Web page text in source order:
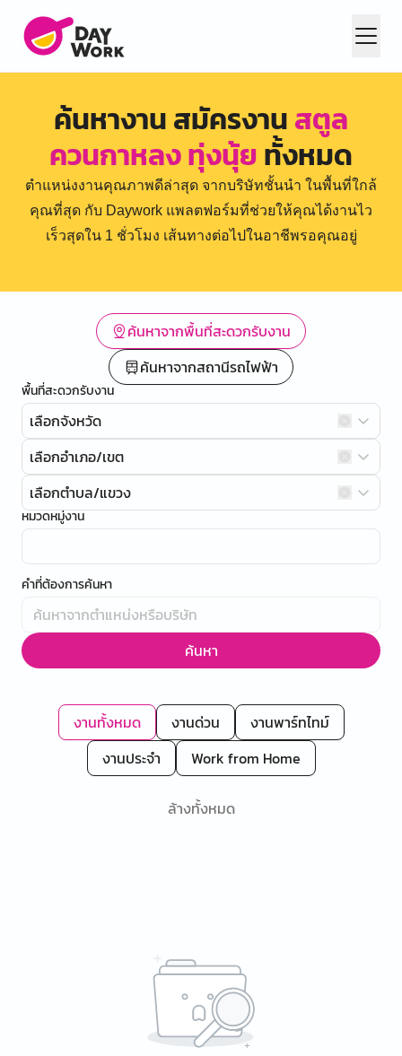
ค้นหางาน สมัครงานสตูล
ควนกาหลง ทุ่งนุ้ยทั้งหมด
ตำแหน่งงานคุณภาพดีล่าสุด จากบริษัทชั้นนำ ในพื้นที่ใกล้
คุณที่สุด กับ Daywork แพลตฟอร์มที่ช่วยให้คุณได้งานไว
เร็วสุดใน 1 ชั่วโมง เส้นทางต่อไปในอาชีพรอคุณอยู่
ค้นหาจากพื้นที่สะดวกรับงาน
ค้นหาจากสถานีรถไฟฟ้า
พื้นที่สะดวกรับงาน
เลือกจังหวัด
เลือกอำเภอ/เขต
เลือกตำบล/แขวง
หมวดหมู่งาน
คำที่ต้องการค้นหา
ค้นหา
งานทั้งหมด งานด่วน
งานพาร์ทไทม์
งานประจำ
Work from Home
ล้างทั้งหมด